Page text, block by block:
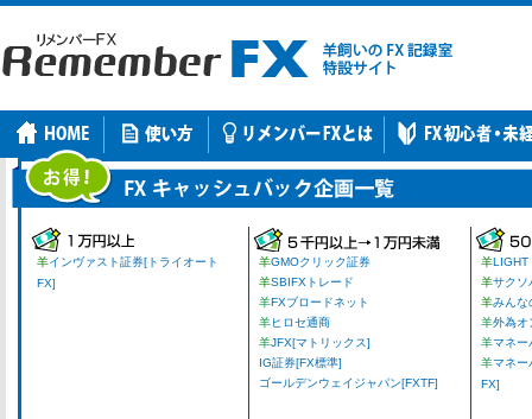
羊インヴァスト証券[トライオート
FX]
羊GMOクリック証券
羊SBIFXトレード
羊FXブロードネット
羊ヒロセ通商
羊JFX[マトリックス]
IG証券[FX標準]
ゴールデンウェイジャパン[FXTF]
羊LIGHT
羊サクソ
羊みんな
羊外為オ
羊マネー
羊マネー
FX]